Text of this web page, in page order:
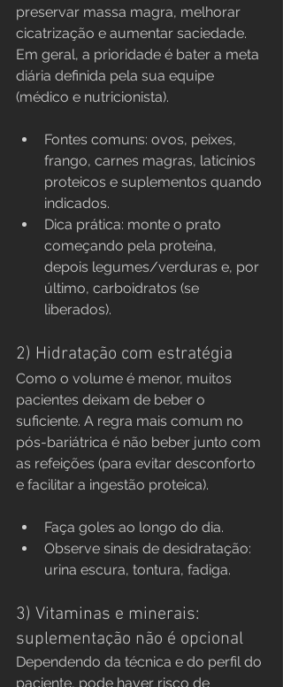
preservar massa magra, melhorar
cicatrização e aumentar saciedade.
Em geral, a prioridade é bater a meta
diária definida pela sua equipe
(médico e nutricionista).
Fontes comuns: ovos, peixes,
frango, carnes magras, laticínios
proteicos e suplementos quando
indicados.
Dica prática: monte o prato
começando pela proteína,
depois legumes/verduras e, por
último, carboidratos (se
liberados).
2) Hidratação com estratégia
Como o volume é menor, muitos
pacientes deixam de beber o
suficiente. A regra mais comum no
pós-bariátrica é não beber junto com
as refeições (para evitar desconforto
e facilitar a ingestão proteica).
Faça goles ao longo do dia.
Observe sinais de desidratação:
urina escura, tontura, fadiga.
3) Vitaminas e minerais:
suplementação não é opcional
Dependendo da técnica e do perfil do
paciente, pode haver risco de